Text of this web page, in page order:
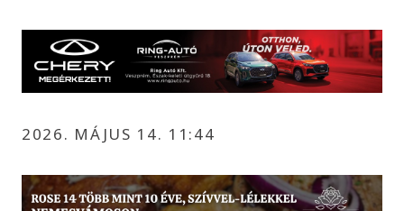
2026. MÁJUS 14. 11:44